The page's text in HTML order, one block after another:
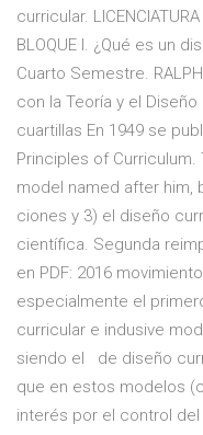
curricular. LICENCIATURA
BLOQUE I. ¿Qué es un
Cuarto Semestre.
con la Teoría y el
cuartillas En 1949 se
Principles of
model named after him,
ciones y 3) el diseño
científica. Segunda
en PDF: 2016
especialmente el
curricular e indusive
siendo el de diseño
que en estos modelos
interés por el control